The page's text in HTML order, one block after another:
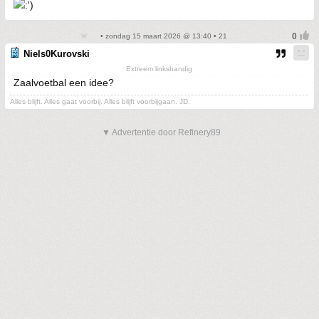
• zondag 15 maart 2026 @ 13:40 • 21
Niels0Kurovski
Extreem linkshandig
Zaalvoetbal een idee?
Alles blijft. Alles gaat voorbij. Alles blijft voorbijgaan. JD.
▼ Advertentie door Refinery89